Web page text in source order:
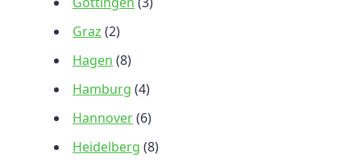
Graz (2)
Hagen (8)
Hamburg (4)
Hannover(6)
Heidelberg (8)